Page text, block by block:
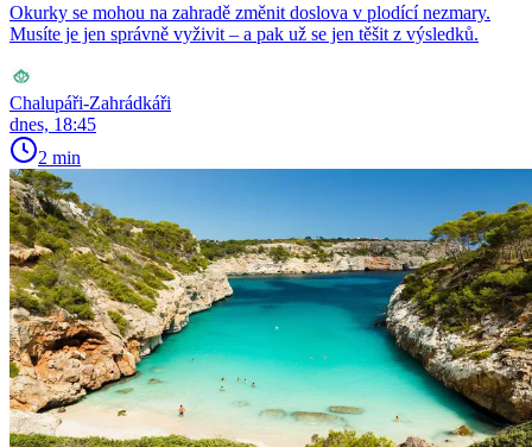
Okurky se mohou na zahradě změnit doslova v plodící nezmary.
Musíte je jen správně vyživit – a pak už se jen těšit z výsledků.
Chalupáři-Zahrádkáři
dnes, 18:45
2 min